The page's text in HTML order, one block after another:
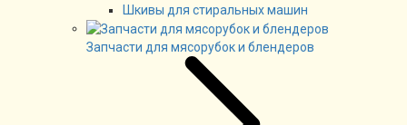
Шкивы для стиральных машин
Запчасти для мясорубок и блендеров